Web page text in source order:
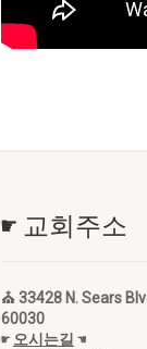
☛ 교회주소
⛪ 33428 N. Sears
60030
☛ 오시는길 ☚